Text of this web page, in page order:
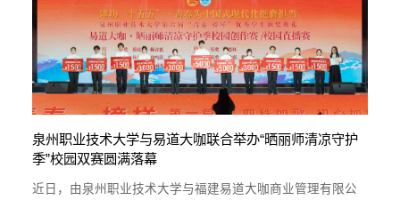
泉州职业技术大学与易道大咖联合举办“晒丽师清凉守护
季”校园双赛圆满落幕
近日，由泉州职业技术大学与福建易道大咖商业管理有限公